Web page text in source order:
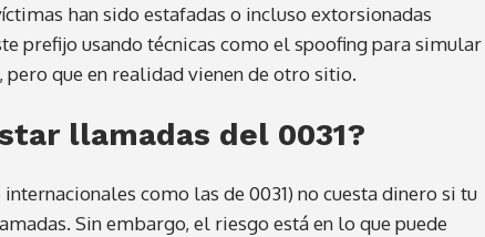
han sido estafadas o incluso extorsionadas
prefijo usando técnicas como el spoofing para simular
que en realidad vienen de otro sitio.
llamadas del 0031?
como las de 0031) no cuesta dinero si tu
Sin embargo, el riesgo está en lo que puede